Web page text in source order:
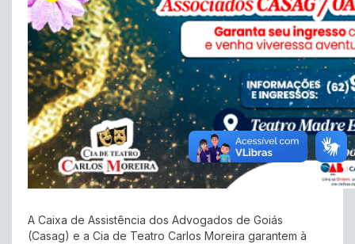
A Caixa de Assistência dos Advogados de Goiás
(Casag) e a Cia de Teatro Carlos Moreira garantem à